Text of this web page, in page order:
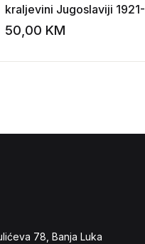
kraljevini Jugoslaviji 1921-
1930
50,00 KM
78, Banja Luka